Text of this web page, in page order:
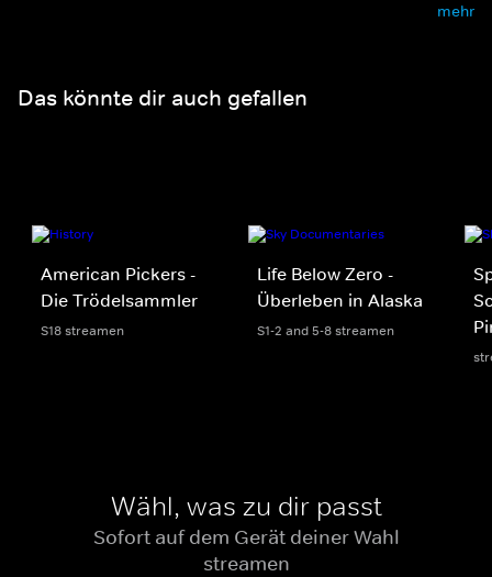
mehr
Das könnte dir auch gefallen
American Pickers -
Die Trödelsammler
S18 streamen
Life Below Zero -
Überleben in Alaska
S1-2 and 5-8 streamen
Wähl, was zu dir passt
Sofort auf dem Gerät deiner Wahl
streamen